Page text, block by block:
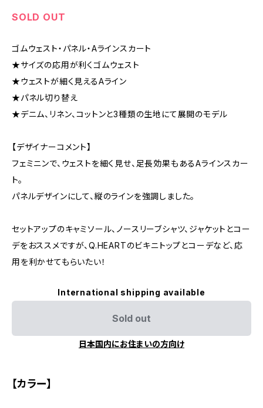
SOLD OUT
ゴムウェスト・パネル・Aラインスカート
★サイズの応用が利くゴムウェスト
★ウェストが細く見えるAライン
★パネル切り替え
★デニム、リネン、コットンと3種類の生地にて展開のモデル
【デザイナーコメント】
フェミニンで、ウェストを細く見せ、足長効果もあるAラインスカー
ト。
パネルデザインにして、縦のラインを強調しました。
セットアップのキャミソール、ノースリーブシャツ、ジャケットとコー
デをおススメですが、Q.HEARTのビキニトップとコーデなど、応
用を利かせてもらいたい！
International shipping available
Sold out
日本国内にお住まいの方向け
【カラー】